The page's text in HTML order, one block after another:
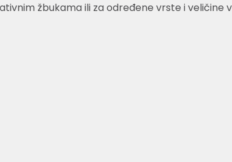
žbukama ili za određene vrste i veličine